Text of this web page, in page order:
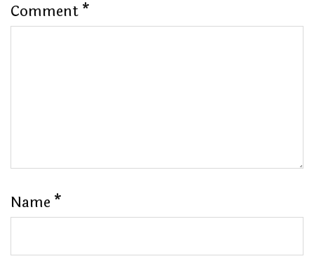
Comment*
Name *